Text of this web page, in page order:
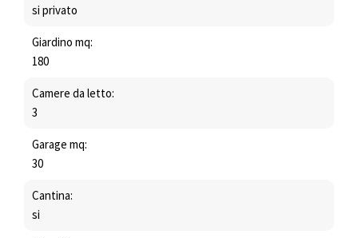
si privato
Giardino mq:
180
Camere da letto:
3
Garage mq:
30
Cantina:
si